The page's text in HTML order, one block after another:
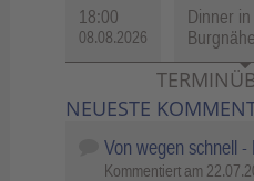
18:00
08.08.2026
Dinner
Burgnähe
NEUESTE
Von wegen schnell -
Kommentiert am